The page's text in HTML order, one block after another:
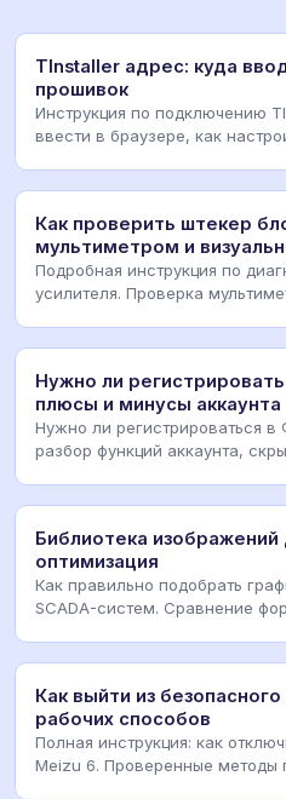
TInstaller адрес: куда
прошивок
Инструкция по подключению
ввести в браузере, как
Как проверить штекер
мультиметром и
Подробная инструкция по
усилителя. Проверка
Нужно ли
плюсы и минусы аккаунта
Нужно ли регистрироваться
разбор функций аккаунта,
Библиотека изображений
оптимизация
Как правильно подобрать
SCADA-систем. Сравнение
Как выйти из
рабочих способов
Полная инструкция: как
Meizu 6. Проверенные методы